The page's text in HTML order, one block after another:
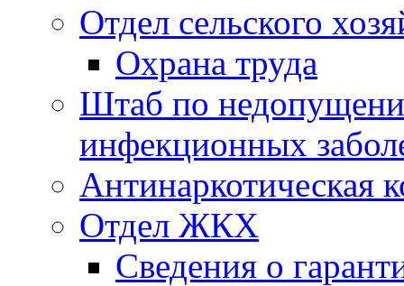
Отдел сельского
Охрана труда
Штаб по
инфекционных
Антинаркотическая
Отдел ЖКХ
Сведения о